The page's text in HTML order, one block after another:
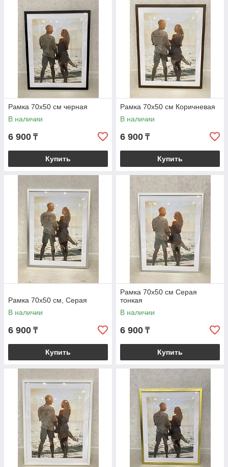
Рамка 70х50 см черная
В наличии
6 900 ₸
Купить
Рамка 70х50 см Коричневая
В наличии
6 900 ₸
Купить
Рамка 70х50 см, Серая
В наличии
6 900 ₸
Купить
Рамка 70х50 см Серая
тонкая
В наличии
6 900 ₸
Купить